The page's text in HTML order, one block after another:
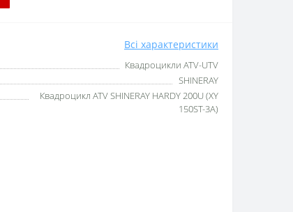
Всі характеристики
Квадроцикли ATV-UTV
SHINERAY
Квадроцикл ATV SHINERAY HARDY 200U (XY
150ST-3A)